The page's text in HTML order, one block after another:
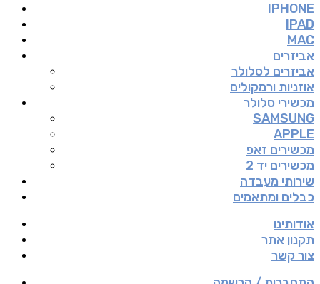
IPHONE
IPAD
MAC
אביזרים
אביזרים לסלולר
אוזניות ורמקולים
מכשירי סלולר
SAMSUNG
APPLE
מכשירים זאפ
מכשירים יד 2
שירותי מעבדה
כבלים ומתאמים
אודותינו
תקנון אתר
צור קשר